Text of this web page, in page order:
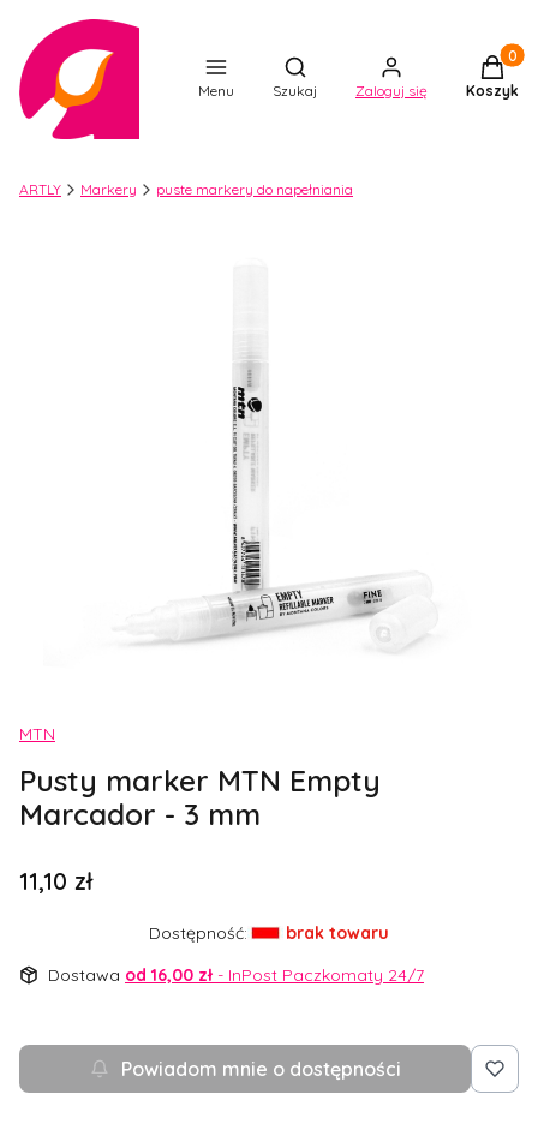
Menu
Otwórz wyszukiwarkę
Szukaj Zaloguj się Koszyk
ARTLY Markery puste markery do napełniania
MTN
Pusty marker MTN Empty
Marcador - 3 mm
Cena
11,10 zł
Dostępność:
brak towaru
Dostawa od 16,00 zł - InPost Paczkomaty 24/7
Powiadom mnie o dostępności